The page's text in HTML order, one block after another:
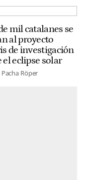
mil catalanes se
al proyecto
de investigación
el eclipse solar
Röper